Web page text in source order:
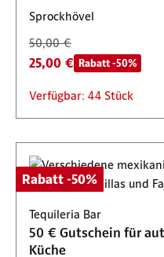
Sprockhövel
50,00 €
25,00 € Rabatt -50%
Verfügbar: 44 Stück
Rabatt -50%
Tequileria Bar
50 € Gutschein für
Küche